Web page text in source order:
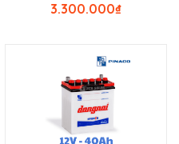
₫
3.300.000